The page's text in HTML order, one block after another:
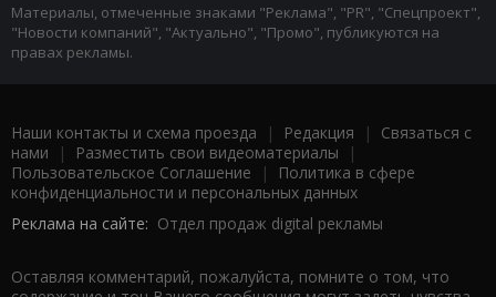
Материалы, отмеченные знаками "Реклама", "PR", "Спецпроект",
"Новости компаний", "Актуально", "Промо", публикуются на
правах рекламы.
Наши контакты и схема проезда | Редакция | Связаться с
нами | Разместить свои видеоматериалы |
Пользовательское Соглашение |
Политика в сфере
конфиденциальности и персональных данных
Реклама на сайте: Отдел продаж digital рекламы
Оставляя комментарий, пожалуйста, помните о том, что